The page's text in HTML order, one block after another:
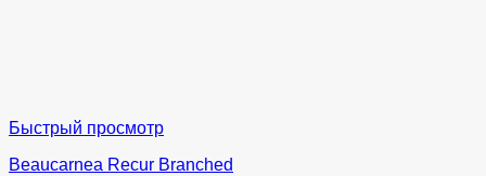
Быстрый просмотр
Beaucarnea Recur Branched